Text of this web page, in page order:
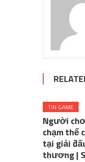
TIN GAME
Người
chạm thể
tại giải
thương |